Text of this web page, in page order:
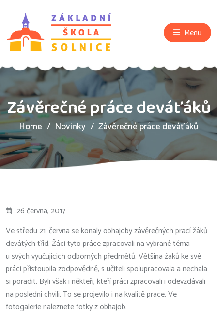
Menu
Závěrečné práce deváťáků
Home Novinky Závěrečné práce deváťáků
26 června, 2017
Ve středu 21. června se konaly obhajoby závěrečných prací žáků
devátých tříd. Žáci tyto práce zpracovali na vybrané téma
u svých vyučujících odborných předmětů. Většina žáků ke své
práci přistoupila zodpovědně, s učiteli spolupracovala a nechala
si poradit. Byli však i někteří, kteří práci zpracovali i odevzdávali
na poslední chvíli. To se projevilo i na kvalitě práce. Ve
fotogalerie naleznete fotky z obhajob.